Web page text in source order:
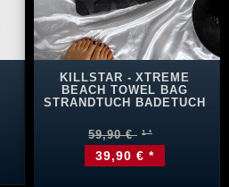
KILLSTAR - XTREME
BEACH TOWEL BAG
STRANDTUCH BADETUCH
59,90 €
39,90 € *